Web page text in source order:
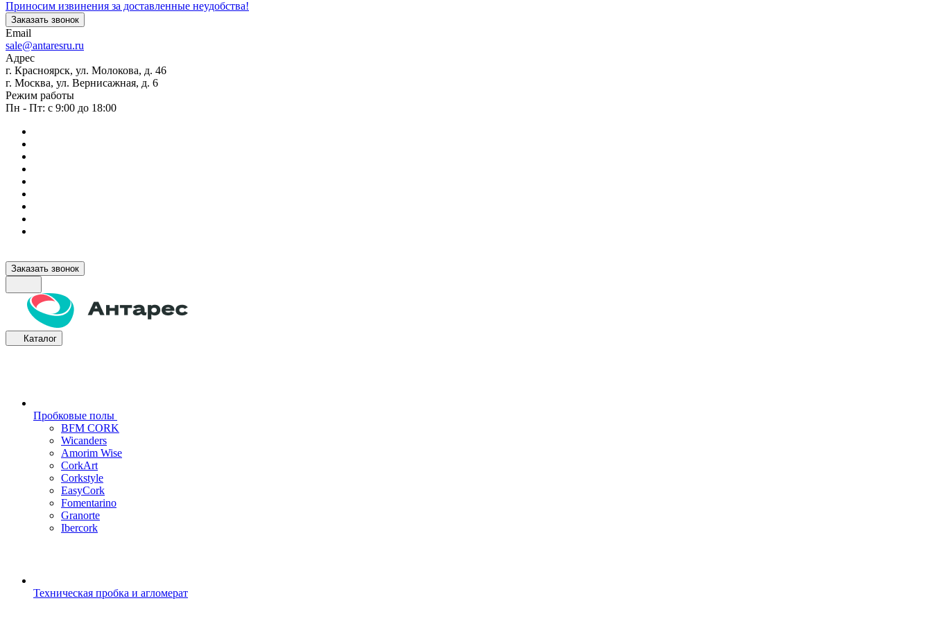
Приносим извинения за доставленные неудобства!
Заказать звонок
Email
sale@antaresru.ru
Адрес
г. Красноярск, ул. Молокова, д. 46
г. Москва, ул. Вернисажная, д. 6
Режим работы
Пн - Пт: с 9:00 до 18:00
Заказать звонок
Каталог
Пробковые полы
BFM CORK
Wicanders
Amorim Wise
CorkArt
Corkstyle
EasyCork
Fomentarino
Granorte
Ibercork
Техническая пробка и агломерат